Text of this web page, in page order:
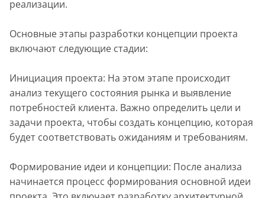
реализации.
Основные этапы разработки концепции проекта
включают следующие стадии:
Инициация проекта: На этом этапе происходит
анализ текущего состояния рынка и выявление
потребностей клиента. Важно определить цели и
задачи проекта, чтобы создать концепцию, которая
будет соответствовать ожиданиям и требованиям.
Формирование идеи и концепции: После анализа
начинается процесс формирования основной идеи